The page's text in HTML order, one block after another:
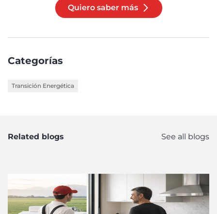
Quiero saber más
Categorías
Transición Energética
Related blogs See all blogs